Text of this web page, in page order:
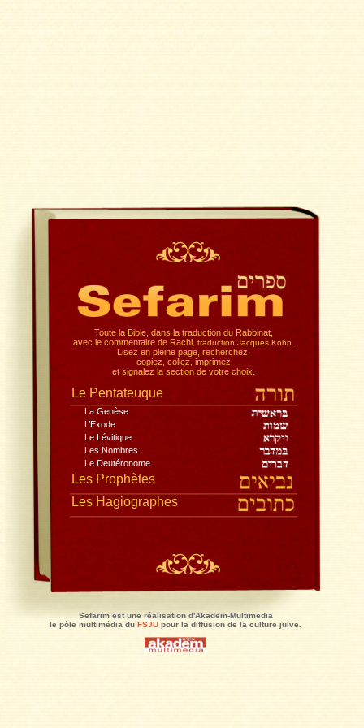
Toute la Bible, dans la traduction du Rabbinat,
avec le commentaire de Rachi
, traduction Jacques Kohn
Lisez en pleine page, recherchez,
copiez, collez, imprimez
et signalez la section de votre choix.
Le Pentateuque
La Genèse
Les Nombres
Les Hagiographes